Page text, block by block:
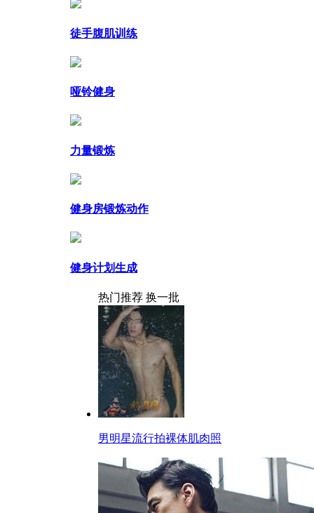
徒手腹肌训练
哑铃健身
力量锻炼
健身房锻炼动作
健身计划生成
热门推荐 换一批
男明星流行拍裸体肌肉照